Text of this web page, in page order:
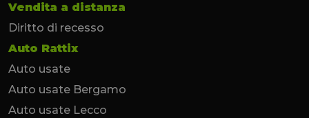
Vendita a distanza
Diritto di recesso
Auto Rattix
Auto usate
Auto usate Bergamo
Auto usate Lecco